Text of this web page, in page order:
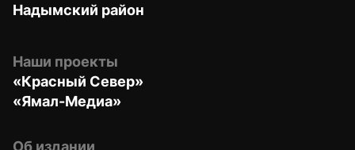
Надымский район
Наши проекты
«Красный Север»
«Ямал-Медиа»
Об издании